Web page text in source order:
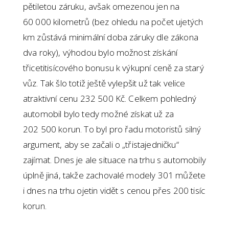
pětiletou záruku, avšak omezenou jen na
60 000 kilometrů (bez ohledu na počet ujetých
km zůstává minimální doba záruky dle zákona
dva roky), výhodou bylo možnost získání
třicetitisícového bonusu k výkupní ceně za starý
vůz. Tak šlo totiž ještě vylepšit už tak velice
atraktivní cenu 232 500 Kč. Celkem pohledný
automobil bylo tedy možné získat už za
202 500 korun. To byl pro řadu motoristů silný
argument, aby se začali o „třistajedničku“
zajímat. Dnes je ale situace na trhu s automobily
úplně jiná, takže zachovalé modely 301 můžete
i dnes na trhu ojetin vidět s cenou přes 200 tisíc
korun.